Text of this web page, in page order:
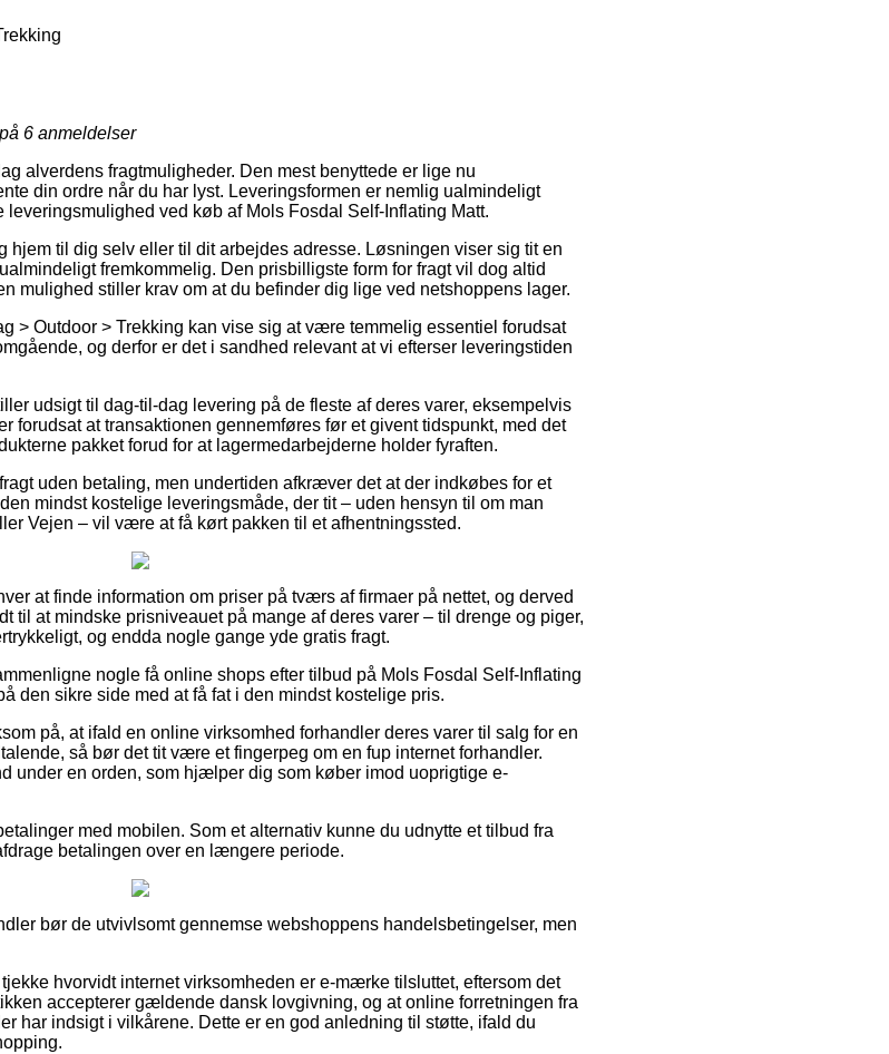
6 anmeldelser
alverdens fragtmuligheder. Den mest benyttede er lige nu
din ordre når du har lyst. Leveringsformen er nemlig ualmindeligt
ved køb af Mols Fosdal Self-Inflating Matt.
til dig selv eller til dit arbejdes adresse. Løsningen viser sig tit en
fremkommelig. Den prisbilligste form for fragt vil dog altid
mulighed stiller krav om at du befinder dig lige ved netshoppens lager.
> Outdoor > Trekking kan vise sig at være temmelig essentiel forudsat
og derfor er det i sandhed relevant at vi efterser leveringstiden
udsigt til dag-til-dag levering på de fleste af deres varer, eksempelvis
forudsat at transaktionen gennemføres før et givent tidspunkt, med det
pakket forud for at lagermedarbejderne holder fyraften.
uden betaling, men undertiden afkræver det at der indkøbes for et
mindst kostelige leveringsmåde, der tit – uden hensyn til om man
Vejen – vil være at få kørt pakken til et afhentningssted.
at finde information om priser på tværs af firmaer på nettet, og derved
til at mindske prisniveauet på mange af deres varer – til drenge og piger,
og endda nogle gange yde gratis fragt.
nogle få online shops efter tilbud på Mols Fosdal Self-Inflating
den sikre side med at få fat i den mindst kostelige pris.
på, at ifald en online virksomhed forhandler deres varer til salg for en
så bør det tit være et fingerpeg om en fup internet forhandler.
under en orden, som hjælper dig som køber imod uoprigtige e-
med mobilen. Som et alternativ kunne du udnytte et tilbud fra
betalingen over en længere periode.
bør de utvivlsomt gennemse webshoppens handelsbetingelser, men
hvorvidt internet virksomheden er e-mærke tilsluttet, eftersom det
accepterer gældende dansk lovgivning, og at online forretningen fra
har indsigt i vilkårene. Dette er en god anledning til støtte, ifald du